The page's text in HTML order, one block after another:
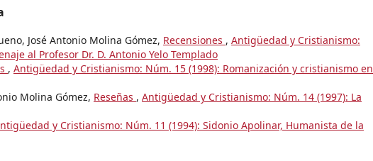
José Antonio Molina Gómez, Recensiones , Antigüedad y Cristianismo:
al Profesor Dr. D. Antonio Yelo Templado
, Antigüedad y Cristianismo: Núm. 15 (1998): Romanización y cristianismo en
Molina Gómez, Reseñas , Antigüedad y Cristianismo: Núm. 14 (1997): La
y Cristianismo: Núm. 11 (1994): Sidonio Apolinar, Humanista de la